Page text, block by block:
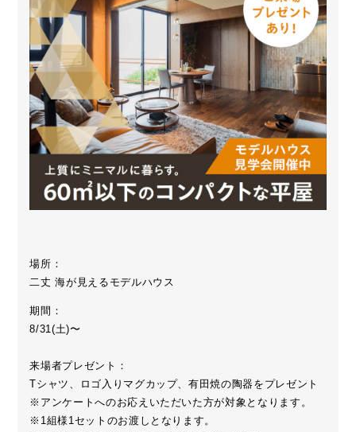
場所：
二丈 海が見えるモデルハウス
期間：
8/31(土)〜
来場者プレゼント：
Tシャツ、ロゴ入りマグカップ、有田焼の陶器をプレゼント
※アンケートへのお応えいただいた方が対象となります。
※1組様1セットのお渡しとなります。